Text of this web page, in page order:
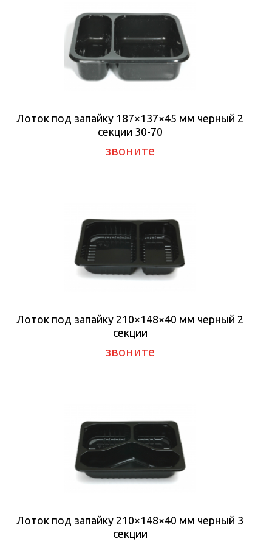
Лоток под запайку 187×137×45 мм черный 2
секции 30-70
звоните
Лоток под запайку 210×148×40 мм черный 2
секции
звоните
Лоток под запайку 210×148×40 мм черный 3
секции